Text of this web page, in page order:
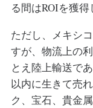
る間はROIを獲得
ただし、メキシ
すが、物流上の
とえ陸上輸送で
以内に生きて売
ク、宝石、貴金